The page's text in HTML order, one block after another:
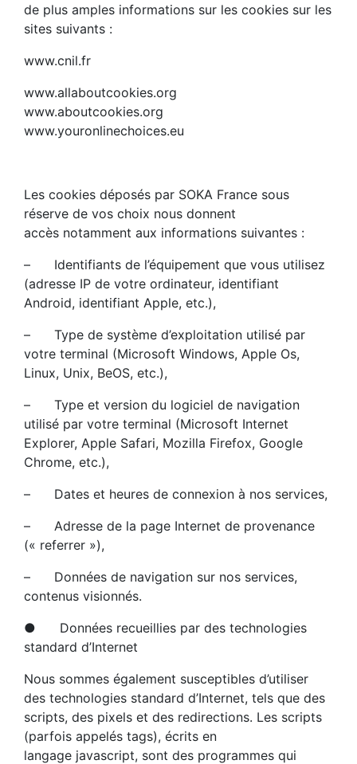
de plus amples informations sur les cookies sur les
sites suivants :
www.cnil.fr
www.allaboutcookies.org
www.aboutcookies.org
www.youronlinechoices.eu
Les cookies déposés par SOKA France sous
réserve de vos choix nous donnent
accès notamment aux informations suivantes :
– Identifiants de l’équipement que vous utilisez
(adresse IP de votre ordinateur, identifiant
Android, identifiant Apple, etc.),
– Type de système d’exploitation utilisé par
votre terminal (Microsoft Windows, Apple Os,
Linux, Unix, BeOS, etc.),
– Type et version du logiciel de navigation
utilisé par votre terminal (Microsoft Internet
Explorer, Apple Safari, Mozilla Firefox, Google
Chrome, etc.),
– Dates et heures de connexion à nos services,
– Adresse de la page Internet de provenance
(« referrer »),
– Données de navigation sur nos services,
contenus visionnés.
● Données recueillies par des technologies
standard d’Internet
Nous sommes également susceptibles d’utiliser
des technologies standard d’Internet, tels que des
scripts, des pixels et des redirections. Les scripts
(parfois appelés tags), écrits en
langage javascript, sont des programmes qui